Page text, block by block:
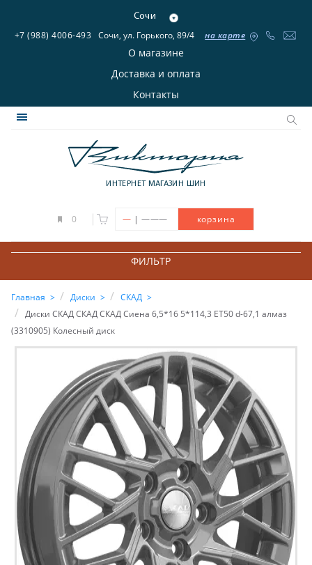
Сочи
+7 (988) 4006-493 Сочи, ул. Горького, 89/4 на карте
О магазине
Доставка и оплата
Контакты
ИНТЕРНЕТ МАГАЗИН ШИН
0 — | ——— корзина
ФИЛЬТР
Главная Диски
СКАД
Диски СКАД СКАД СКАД Сиена 6,5*16 5*114,3 ET50 d-67,1 алмаз
(3310905) Колесный диск